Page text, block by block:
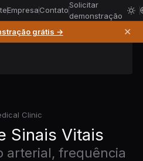
EmpresaContato
Solicitar
demonstração
grátis → ✕
Clinic
Sinais Vitais
arterial, frequência